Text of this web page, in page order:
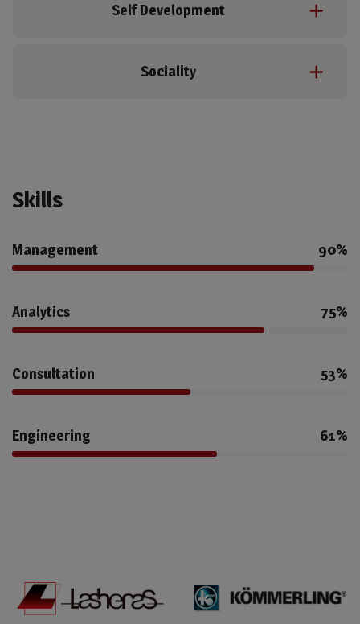
Self Development
Sociality
Skills
Management 90%
Analytics 75%
Consultation 53%
Engineering 61%